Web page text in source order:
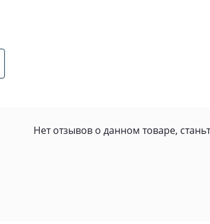
Нет отзывов о данном товаре,